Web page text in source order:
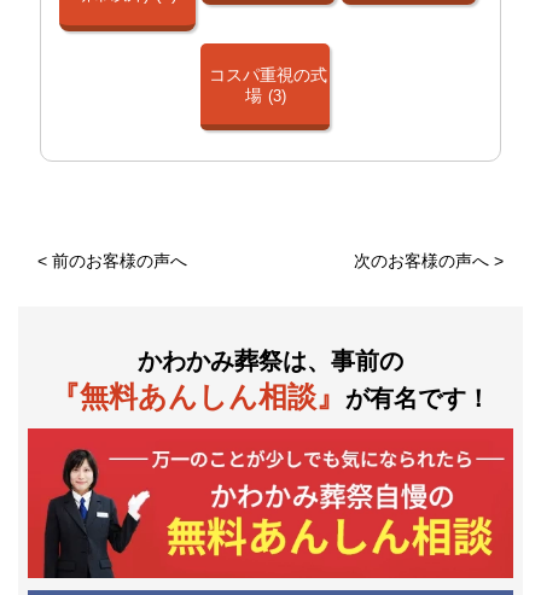
コスパ重視の式
場 (3)
<前のお客様の声へ 次のお客様の声へ>
かわかみ葬祭は、事前の
『無料あんしん相談』 が有名です！